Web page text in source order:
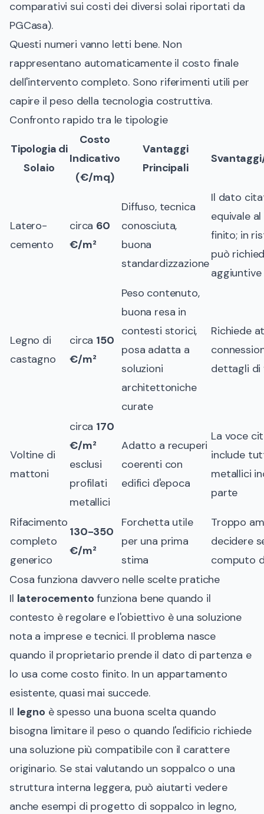
comparativi sui costi dei diversi solai riportati da
PGCasa).
Questi numeri vanno letti bene. Non
rappresentano automaticamente il costo finale
dell'intervento completo. Sono riferimenti utili per
capire il peso della tecnologia costruttiva.
Confronto rapido tra le tipologie
Tipologia di
Solaio
Costo
Indicativo
(€/mq)
Vantaggi
Principali
Latero-
cemento
circa 60
€/m²
Diffuso, tecnica
conosciuta,
buona
standardizzazione
Il dato
equivale
finito; in
può
aggiuntive
Legno di
castagno
circa 150
€/m²
Peso contenuto,
buona resa in
contesti storici,
posa adatta a
soluzioni
architettoniche
curate
Richiede
dettagli di
Voltine di
mattoni
circa 170
€/m²
esclusi
profilati
metallici
Adatto a recuperi
coerenti con
edifici d'epoca
La voce
include
metallici
parte
Rifacimento
completo
generico
130-350
€/m²
Forchetta utile
per una prima
stima
Troppo
decidere
computo
Cosa funziona davvero nelle scelte pratiche
Il laterocemento funziona bene quando il
contesto è regolare e l'obiettivo è una soluzione
nota a imprese e tecnici. Il problema nasce
quando il proprietario prende il dato di partenza e
lo usa come costo finito. In un appartamento
esistente, quasi mai succede.
Il legno è spesso una buona scelta quando
bisogna limitare il peso o quando l'edificio richiede
una soluzione più compatibile con il carattere
originario. Se stai valutando un soppalco o una
struttura interna leggera, può aiutarti vedere
anche esempi di progetto di soppalco in legno,